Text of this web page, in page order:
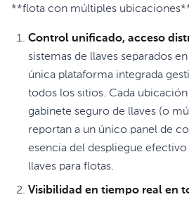
**flota con múltiples
Control unificado, acceso
sistemas de llaves separados
única plataforma integrada
todos los sitios. Cada
gabinete seguro de llaves (o
reportan a un único panel de
esencia del despliegue efectivo
llaves para flotas.
Visibilidad en tiempo real en